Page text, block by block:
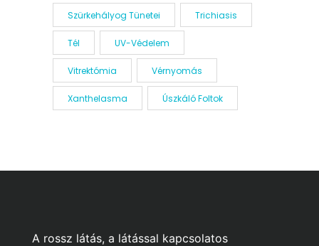
Szürkehályog Tünetei Trichiasis
Tél UV-Védelem
Vitrektómia Vérnyomás
Xanthelasma Úszkáló Foltok
A rossz látás, a látással kapcsolatos